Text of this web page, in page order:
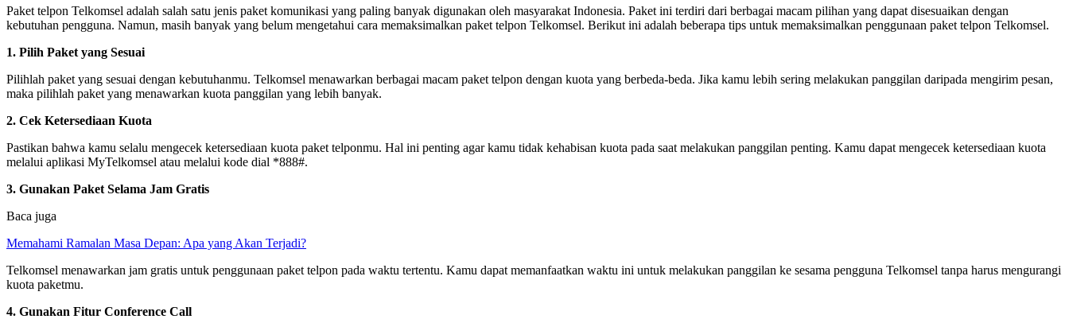
Paket telpon Telkomsel adalah salah satu jenis paket komunikasi yang paling banyak digunakan oleh masyarakat Indonesia. Paket ini terdiri dari berbagai macam pilihan yang dapat disesuaikan dengan
kebutuhan pengguna. Namun, masih banyak yang belum mengetahui cara memaksimalkan paket telpon Telkomsel. Berikut ini adalah beberapa tips untuk memaksimalkan penggunaan paket telpon Telkomsel.
1. Pilih Paket yang Sesuai
Pilihlah paket yang sesuai dengan kebutuhanmu. Telkomsel menawarkan berbagai macam paket telpon dengan kuota yang berbeda-beda. Jika kamu lebih sering melakukan panggilan daripada mengirim pesan,
maka pilihlah paket yang menawarkan kuota panggilan yang lebih banyak.
2. Cek Ketersediaan Kuota
Pastikan bahwa kamu selalu mengecek ketersediaan kuota paket telponmu. Hal ini penting agar kamu tidak kehabisan kuota pada saat melakukan panggilan penting. Kamu dapat mengecek ketersediaan kuota
melalui aplikasi MyTelkomsel atau melalui kode dial *888#.
3. Gunakan Paket Selama Jam Gratis
Baca juga
Memahami Ramalan Masa Depan: Apa yang Akan Terjadi?
Telkomsel menawarkan jam gratis untuk penggunaan paket telpon pada waktu tertentu. Kamu dapat memanfaatkan waktu ini untuk melakukan panggilan ke sesama pengguna Telkomsel tanpa harus mengurangi
kuota paketmu.
4. Gunakan Fitur Conference Call